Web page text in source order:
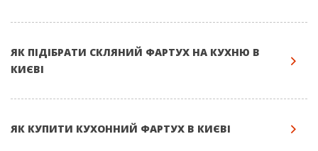
ЯК ПІДІБРАТИ СКЛЯНИЙ ФАРТУХ НА КУХНЮ В
КИЄВІ
ЯК КУПИТИ КУХОННИЙ ФАРТУХ В КИЄВІ